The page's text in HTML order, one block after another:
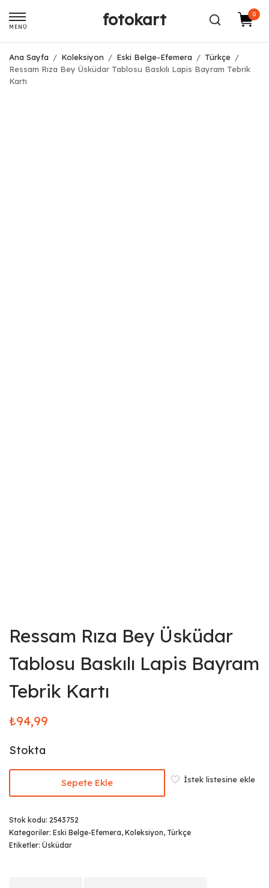
MENÜ fotokart 0
Ana Sayfa / Koleksiyon / Eski Belge-Efemera / Türkçe /
Ressam Rıza Bey Üsküdar Tablosu Baskılı Lapis Bayram Tebrik
Kartı
Ressam Rıza Bey Üsküdar
Tablosu Baskılı Lapis Bayram
Tebrik Kartı
₺94,99
Stokta
Sepete Ekle İstek listesine ekle
Stok kodu: 2543752
Kategoriler: Eski Belge-Efemera, Koleksiyon, Türkçe
Etiketler: Üsküdar